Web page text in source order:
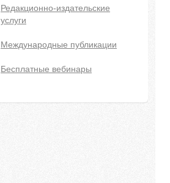
Редакционно-издательские
услуги
Международные публикации
Бесплатные вебинары